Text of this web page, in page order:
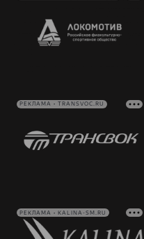
РЕКЛАМА • TRANSVOC.RU
РЕКЛАМА • KALINA-SM.RU